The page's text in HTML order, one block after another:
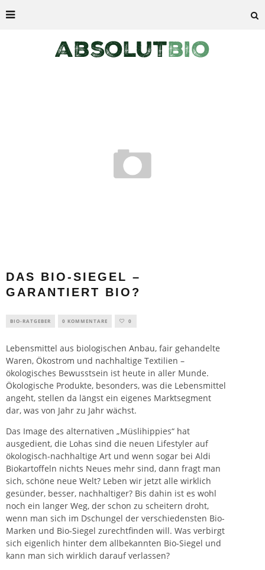
DAS BIO-SIEGEL –
GARANTIERT BIO?
BIO-RATGEBER 0 KOMMENTARE 0
Lebensmittel aus biologischen Anbau, fair gehandelte
Waren, Ökostrom und nachhaltige Textilien –
ökologisches Bewusstsein ist heute in aller Munde.
Ökologische Produkte, besonders, was die Lebensmittel
angeht, stellen da längst ein eigenes Marktsegment
dar, was von Jahr zu Jahr wächst.
Das Image des alternativen „Müslihippies“ hat
ausgedient, die Lohas sind die neuen Lifestyler auf
ökologisch-nachhaltige Art und wenn sogar bei Aldi
Biokartoffeln nichts Neues mehr sind, dann fragt man
sich, schöne neue Welt? Leben wir jetzt alle wirklich
gesünder, besser, nachhaltiger? Bis dahin ist es wohl
noch ein langer Weg, der schon zu scheitern droht,
wenn man sich im Dschungel der verschiedensten Bio-
Marken und Bio-Siegel zurechtfinden will. Was verbirgt
sich eigenlich hinter dem allbekannten Bio-Siegel und
kann man sich wirklich darauf verlassen?